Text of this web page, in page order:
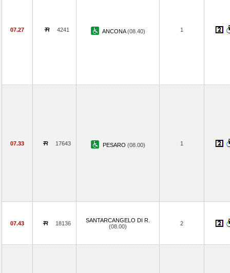
07.27 4241 ANCONA(08.40) 1
07.33 17643 PESARO (08.00) 1
07.43 18136
SANTARCANGELO DI R.
(08.00)
2